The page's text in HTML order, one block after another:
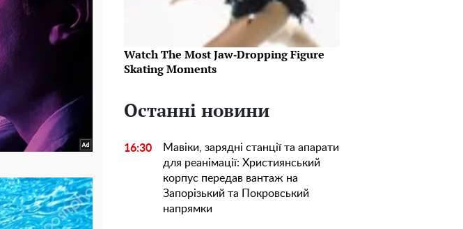
Watch The Most Jaw‑Dropping Figure
Skating Moments
Останні новини
16:30
Мавіки, зарядні станції та апарати
для реанімації: Християнський
корпус передав вантаж на
Запорізький та Покровський
напрямки